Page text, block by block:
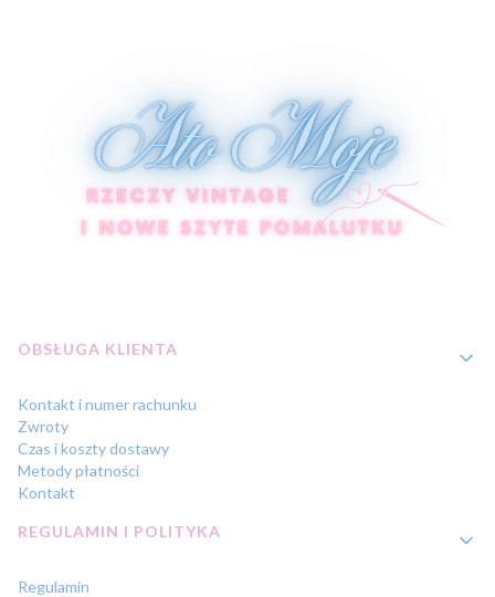
Linki w stopce
OBSŁUGA KLIENTA
Kontakt i numer rachunku
Zwroty
Czas i koszty dostawy
Metody płatności
Kontakt
REGULAMIN I POLITYKA
Regulamin